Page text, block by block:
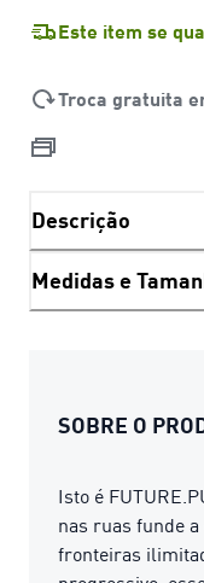
Este item se
Troca gratuita
Descrição
Medidas e
SOBRE O
Isto é
nas ruas funde
fronteiras